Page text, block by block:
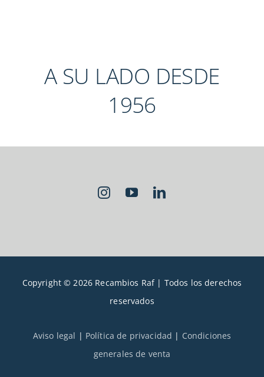
A SU LADO DESDE
1956
Copyright © 2026 Recambios Raf | Todos los derechos
reservados
Aviso legal | Política de privacidad | Condiciones
generales de venta